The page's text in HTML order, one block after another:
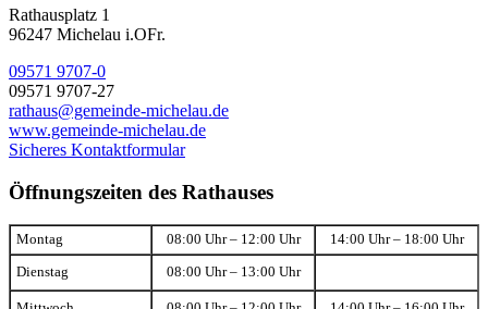
Rathausplatz 1
96247 Michelau i.OFr.
09571 9707-0
09571 9707-27
rathaus@gemeinde-michelau.de
www.gemeinde-michelau.de
Sicheres Kontaktformular
Öffnungszeiten des Rathauses
Montag 08:00 Uhr – 12:00 Uhr 14:00 Uhr – 18:00 Uhr
Dienstag 08:00 Uhr – 13:00 Uhr